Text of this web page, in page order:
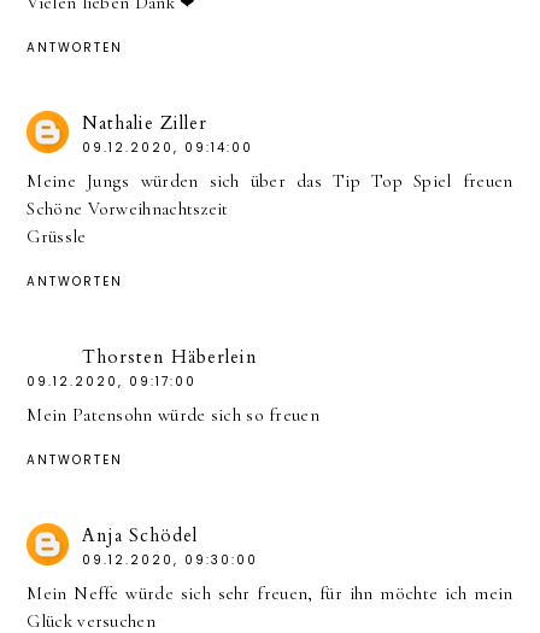
ANTWORTEN
Nathalie Ziller
09.12.2020, 09:14:00
Meine Jungs würden sich über das Tip Top Spiel freuen
Schöne Vorweihnachtszeit
Grüssle
ANTWORTEN
Thorsten Häberlein
09.12.2020, 09:17:00
Mein Patensohn würde sich so freuen
ANTWORTEN
Anja Schödel
09.12.2020, 09:30:00
Mein Neffe würde sich sehr freuen, für ihn möchte ich mein
Glück versuchen